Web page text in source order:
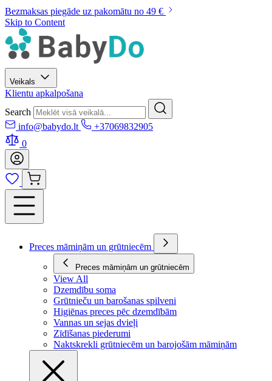
Bezmaksas piegāde uz pakomātu no 49 €
Skip to Content
Veikals
Klientu apkalpošana
Search
info@babydo.lt
+37069832905
0
Preces māmiņām un grūtniecēm
Preces māmiņām un grūtniecēm
View All
Dzemdību soma
Grūtnieču un barošanas spilveni
Higiēnas preces pēc dzemdībām
Vannas un sejas dvieļi
Zīdīšanas piederumi
Naktskrekli grūtniecēm un barojošām māmiņām